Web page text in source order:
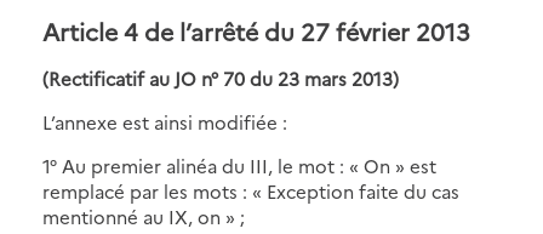
Article 4 de l’arrêté du 27 février 2013
(Rectificatif au JO n° 70 du 23 mars 2013)
L’annexe est ainsi modifiée :
1° Au premier alinéa du III, le mot : « On » est
remplacé par les mots : « Exception faite du cas
mentionné au IX, on » ;